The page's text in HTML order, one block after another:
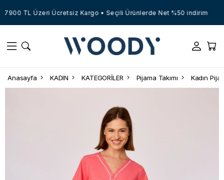
7900 TL Üzeri Ücretsiz Kargo • Seçili Ürünlerde Net %50 indirim
Anasayfa KADIN KATEGORİLER Pijama Takımı Kadın